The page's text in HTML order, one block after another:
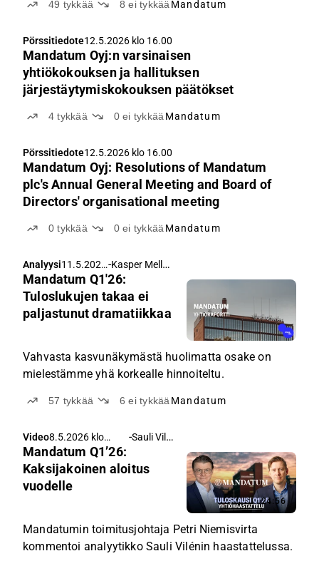
49 tykkää 8ei tykkää Mandatum
Pörssitiedote12.5.2026 klo 16.00
Mandatum Oyj:n varsinaisen
yhtiökokouksen ja hallituksen
järjestäytymiskokouksen päätökset
4tykkää 0ei tykkää Mandatum
Pörssitiedote12.5.2026 klo 16.00
Mandatum Oyj: Resolutions of Mandatum
plc's Annual General Meeting and Board of
Directors' organisational meeting
0tykkää 0ei tykkää Mandatum
Analyysi11.5.2026
klo 5.29
- Kasper Mellas
Mandatum Q1'26:
Tuloslukujen takaa ei
paljastunut dramatiikkaa
Vahvasta kasvunäkymästä huolimatta osake on
mielestämme yhä korkealle hinnoiteltu.
57 tykkää 6ei tykkää Mandatum
24:56
Video8.5.2026 klo
12.10
- Sauli Vilén
Mandatum Q1’26:
Kaksijakoinen aloitus
vuodelle
Mandatumin toimitusjohtaja Petri Niemisvirta
kommentoi analyytikko Sauli Vilénin haastattelussa.